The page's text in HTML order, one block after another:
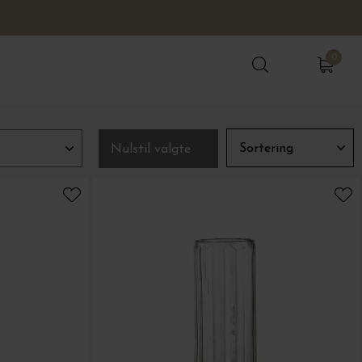
0
Nulstil valgte